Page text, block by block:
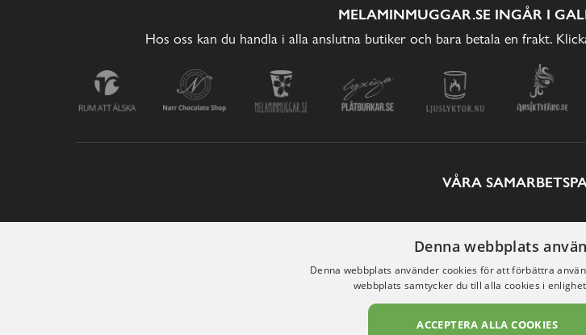
MELAMINMUGGAR.SE INGÅR I
Hos oss kan du handla i alla anslutna butiker och bara betala en frakt.
VÅRA
Denna webbplats
Denna webbplats använder cookies för att förbättra
webbplats samtycker du till alla cookies i
ACCEPTERA ALLA COOKIES